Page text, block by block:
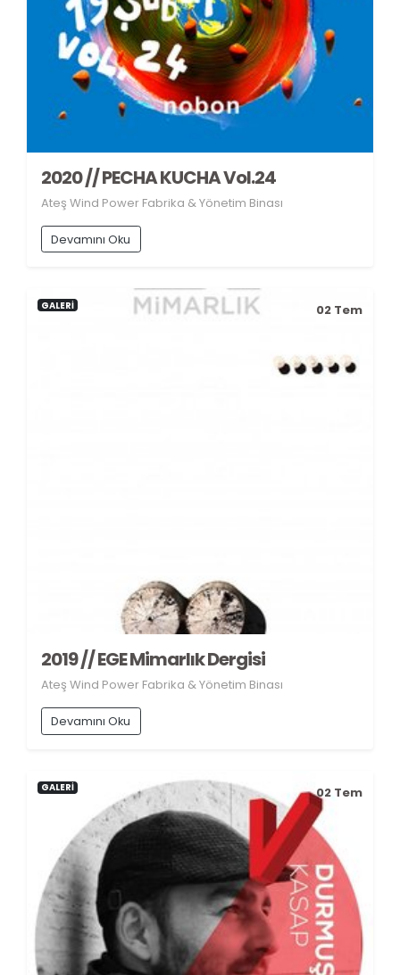
2020 // PECHA KUCHA Vol.24
Ateş Wind Power Fabrika & Yönetim Binası
Devamını Oku
GALERİ 02 Tem
2019 // EGE Mimarlık Dergisi
Ateş Wind Power Fabrika & Yönetim Binası
Devamını Oku
GALERİ 02 Tem